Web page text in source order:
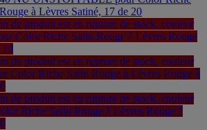
à Lèvres Satiné, 17 de 20
de produit est en rupture de stock, couleur
Color Riche Satin Rouge à Lèvres Rouge
20
de produit est en rupture de stock, couleur
Color Riche Satin Rouge à Lèvres Rouge à
de produit est en rupture de stock, couleur
Riche Satin Rouge à Lèvres Rouge à